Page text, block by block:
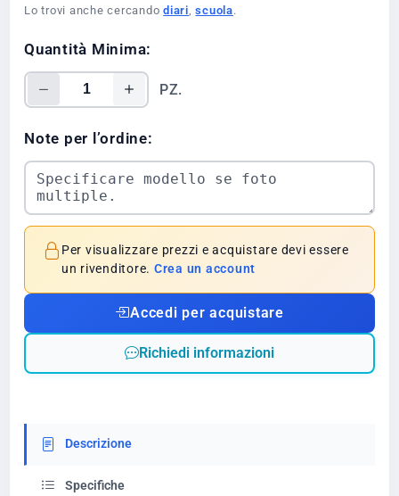
Lo trovi anche cercandodiari,scuola.
Quantità Minima:
PZ.
Note per l’ordine:
Per visualizzare prezzi e acquistare devi essere
un rivenditore. Crea un account
Accedi per acquistare
Richiedi informazioni
Descrizione
Specifiche